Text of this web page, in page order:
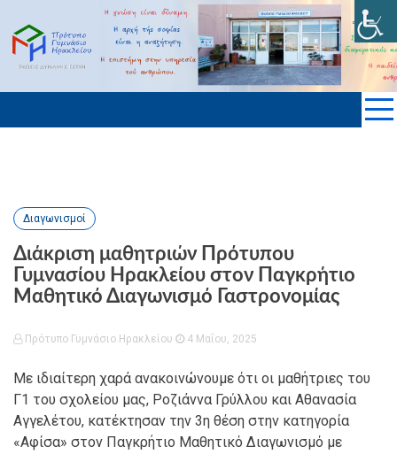
content ΠΡΟΤΥΠΟ ΓΥΜΝΑΣΙΟ ΗΡΑΚΛΕΙΟΥ
KΡΗΤΗΣ
Διαγωνισμοί
Διάκριση μαθητριών Πρότυπου
Γυμνασίου Ηρακλείου στον Παγκρήτιο
Μαθητικό Διαγωνισμό Γαστρονομίας
Πρότυπο Γυμνάσιο Ηρακλείου 4 Μαΐου, 2025
Με ιδιαίτερη χαρά ανακοινώνουμε ότι οι μαθήτριες του
Γ1 του σχολείου μας, Ροζιάννα Γρύλλου και Αθανασία
Αγγελέτου, κατέκτησαν την 3η θέση στην κατηγορία
«Αφίσα» στον Παγκρήτιο Μαθητικό Διαγωνισμό με